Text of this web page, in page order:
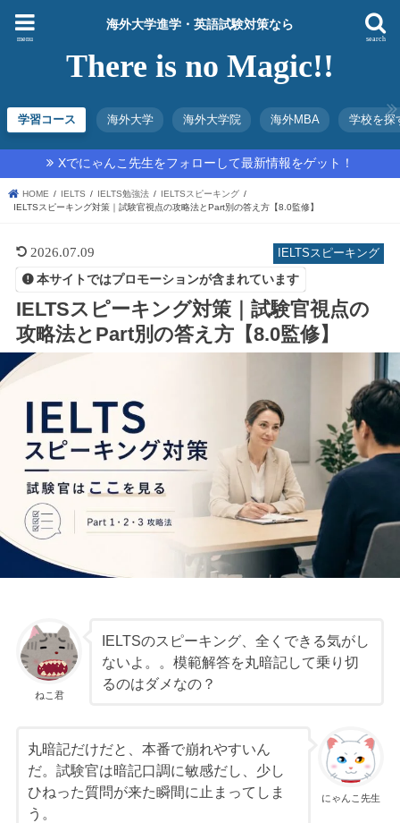
海外大学進学・英語試験対策なら
There is no Magic!!
search
menu
学習コース 海外大学 海外大学院 海外MBA 学校を探
Xでにゃんこ先生をフォローして最新情報をゲット！
HOME IELTS IELTS勉強法
IELTSスピーキング
IELTSスピーキング対策｜試験官視点の攻略法とPart別の答え方【8.0監修】
IELTSスピーキング
2026.07.09
本サイトではプロモーションが含まれています
IELTSスピーキング対策｜試験官視点の
攻略法とPart別の答え方【8.0監修】
ねこ君
IELTSのスピーキング、全くできる気がし
ないよ。。模範解答を丸暗記して乗り切
るのはダメなの？
にゃんこ先生
丸暗記だけだと、本番で崩れやすいん
だ。試験官は暗記口調に敏感だし、少し
ひねった質問が来た瞬間に止まってしま
う。